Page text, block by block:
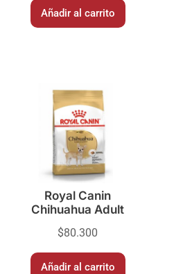
Añadir al carrito
Royal Canin
Chihuahua Adult
$80.300
Añadir al carrito